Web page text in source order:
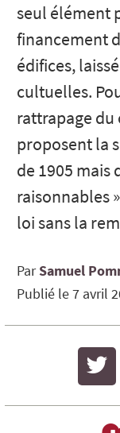
seul élément
financement
édifices,
cultuelles.
rattrapage
proposent la
de 1905 mais
raisonnables
loi sans la
ParSamuel
Publié le7 avril